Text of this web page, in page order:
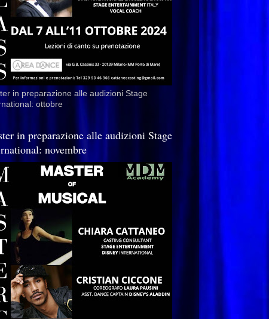
in preparazione alle audizioni Stage
ottobre
in preparazione alle audizioni Stage
novembre